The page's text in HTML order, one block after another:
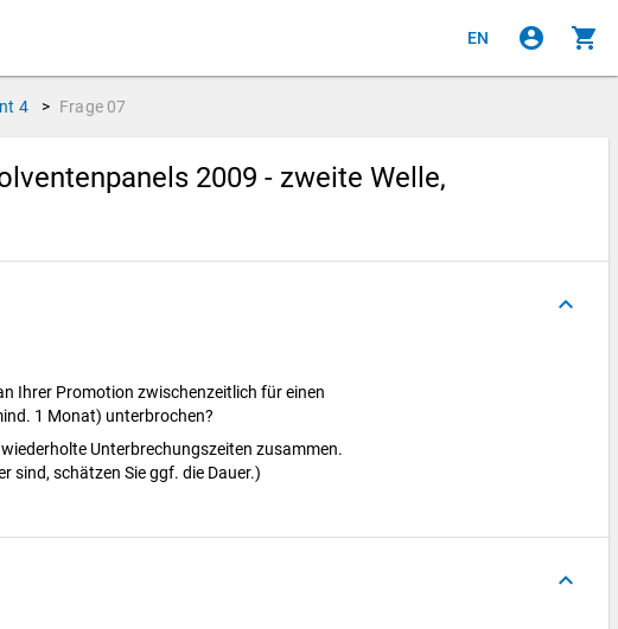
EN account_circle shopping_cart
4 > Frage 07
2009 - zweite Welle,
keyboard_arrow_up
Ihrer Promotion zwischenzeitlich für einen
1 Monat) unterbrochen?
Unterbrechungszeiten zusammen.
sind, schätzen Sie ggf. die Dauer.)
keyboard_arrow_up